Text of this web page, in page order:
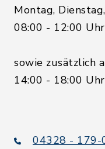
Montag,
08:00 - 12:00 Uhr
sowie zusätzlich
14:00 - 18:00 Uhr
04328 - 179-